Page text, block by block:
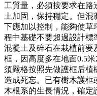
工質量，必須按要求在路
土加固，保持穩定。但混
下應加以控制，能夠使草
程中基礎不要超過設計標
混凝土及碎石在栽植前要
框，因高度多在地面0.5
須嚴格按照先做護框后植
造成死忘。已有樹木護框
木根系的生長情況，確